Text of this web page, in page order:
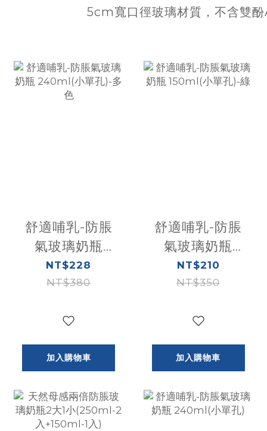
5cm寬口徑玻璃材質，不含雙
舒適哺乳-防脹
氣玻璃奶瓶
240ml(小單孔)-
多色
NT$228
NT$380
加入購物車
舒適哺乳-防脹
氣玻璃奶瓶
150ml(小單孔)-
綠
NT$210
NT$350
加入購物車